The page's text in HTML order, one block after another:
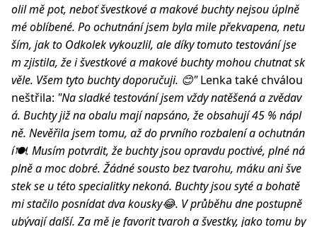
olil mě pot, neboť švestkové a makové buchty nejsou úplně
mé oblíbené. Po ochutnání jsem byla mile překvapena, netu
ším, jak to Odkolek vykouzlil, ale díky tomuto testování jse
m zjistila, že i švestkové a makové buchty mohou chutnat sk
věle. Všem tyto buchty doporučuji. 😊"Lenka také chválou
neštřila: "Na sladké testování jsem vždy natěšená a zvědav
á. Buchty již na obalu mají napsáno, že obsahují 45 % nápl
ně. Nevěřila jsem tomu, až do prvního rozbalení a ochutnán
í🍽. Musím potvrdit, že buchty jsou opravdu poctivé, plné ná
plně a moc dobré. Žádné sousto bez tvarohu, máku ani šve
stek se u této specialitky nekoná. Buchty jsou syté a bohatě
mi stačilo posnídat dva kousky😂. V průběhu dne postupně
ubývají další. Za mě je favorit tvaroh a švestky, jako tomu by